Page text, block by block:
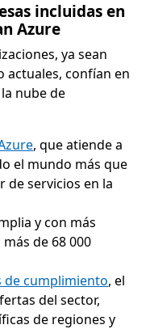
incluidas en
Azure
ya sean
actuales, confían en
nube de
, que atiende a
el mundo más que
servicios en la
y con más
de 68 000
de cumplimiento, el
del sector,
de regiones y